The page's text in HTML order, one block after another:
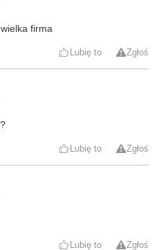
firma
Lubię to Zgłoś
Lubię to Zgłoś
Lubię to Zgłoś